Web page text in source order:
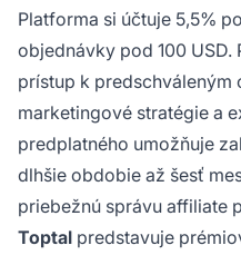
Platforma si účtuje 5,5%
objednávky pod 100
prístup k
marketingové stratégie a
predplatného umožňuje
dlhšie obdobie až šesť
priebežnú správu affiliate
Toptal predstavuje